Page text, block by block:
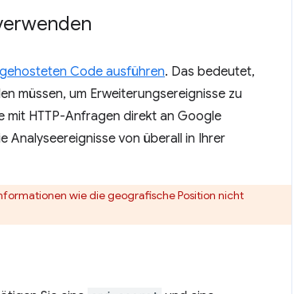
Code ausführen. Das bedeutet,
müssen, um Erweiterungsereignisse zu
mit HTTP-Anfragen direkt an Google
Analyseereignisse von überall in Ihrer
wie die geografische Position nicht